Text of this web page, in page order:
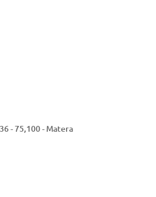
- 75,100 - Matera